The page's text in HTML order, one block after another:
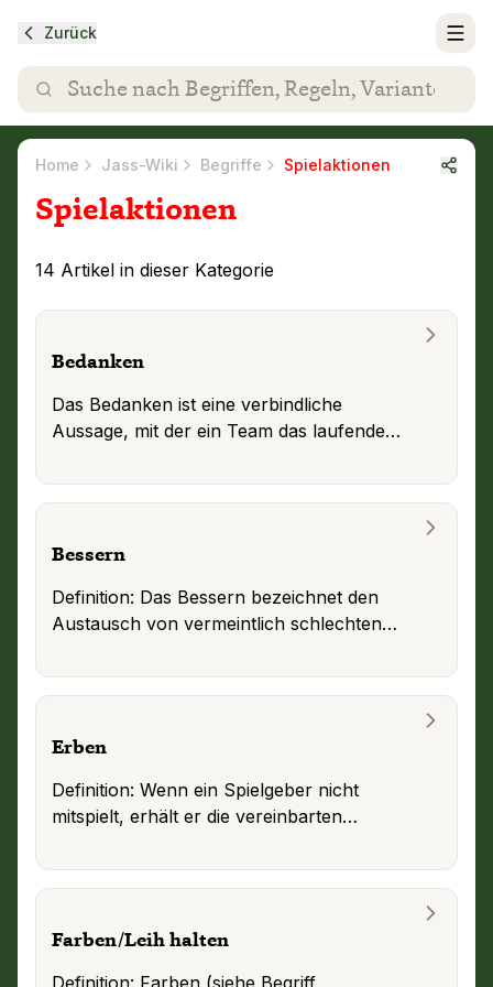
Zurück
Home Jass-Wiki Begriffe Spielaktionen
Spielaktionen
14 Artikel in dieser Kategorie
Bedanken
Das Bedanken ist eine verbindliche
Aussage, mit der ein Team das laufende
wer sich zuerst bedankt und das ver...
Bessern
Definition: Das Bessern bezeichnet den
Austausch von vermeintlich schlechten
Erben
Definition: Wenn ein Spielgeber nicht
mitspielt, erhält er die vereinbarten
bezeichnet....
Farben/Leih halten
Definition: Farben (siehe Begriff